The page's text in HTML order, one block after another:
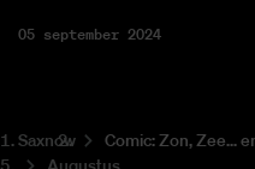
05 september 2024
Saxnow Co­mic: Zon, Zee...